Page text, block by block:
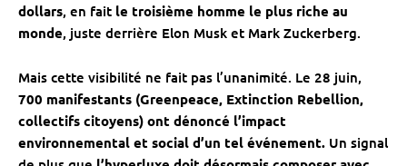
dollars, en fait le troisième homme le plus riche au
monde, juste derrière Elon Musk et Mark Zuckerberg.
Mais cette visibilité ne fait pas l’unanimité. Le 28 juin,
700 manifestants (Greenpeace, Extinction Rebellion,
collectifs citoyens) ont dénoncé l’impact
environnemental et social d’un tel événement. Un signal